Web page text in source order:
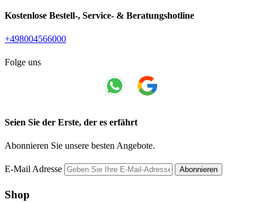
Kostenlose Bestell-, Service- & Beratungshotline
+498004566000
Folge uns
Seien Sie der Erste, der es erfährt
Abonnieren Sie unsere besten Angebote.
E-Mail Adresse Abonnieren
Shop